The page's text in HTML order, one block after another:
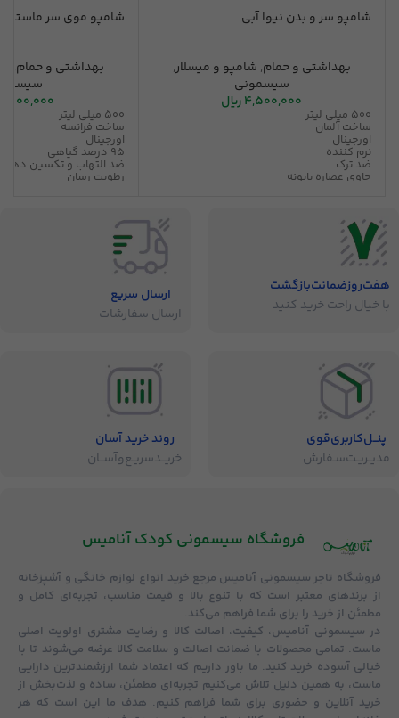
شامپو سر و بدن نیوا آبی
بهداشتی و حمام, شامپو و میسلار,
سیسمونی
4,500,000ریال
500 میلی لیتر
ساخت آلمان
اورجینال
نرم کننده
ضد ترک
حاوی عصاره بابونه
شامپو موی سر ماستلا
بهداشتی و حمام
500 میلی لیتر
ساخت فرانسه
اورجینال
95 درصد گیاهی
ضد التهاب و تکسین
رطوبت رسان
هفت‌روز‌ضمانت‌بازگشت
با خیال راحت خرید کنید
ارسال سریع
ارسال سفارشات
پنــل‌کاربری‌قوی
مدیــریـت‌سـفارش
روند خرید آسان
خریــد‌سریـع‌و‌آســان
فروشگاه‌ سیسمونی کودک آنامیس
فروشگاه تاجر سیسمونی آنامیس مرجع خرید انواع لوازم خانگی و آشپزخانه
از برندهای معتبر است که با تنوع بالا و قیمت مناسب، تجربه‌ای کامل و
مطمئن از خرید را برای شما فراهم می‌کند.
در سیسمونی آنامیس، کیفیت، اصالت کالا و رضایت مشتری اولویت اصلی
ماست. تمامی محصولات با ضمانت اصالت و سلامت کالا عرضه می‌شوند تا با
خیالی آسوده خرید کنید. ما باور داریم که اعتماد شما ارزشمندترین دارایی
ماست، به همین دلیل تلاش می‌کنیم تجربه‌ای مطمئن، ساده و لذت‌بخش از
خرید آنلاین و حضوری برای شما فراهم کنیم. هدف ما این است که هر